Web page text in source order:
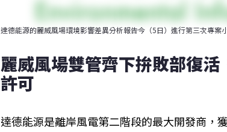
達德能源的麗威風場環境影響差異分析報告今（5日）進行第三次專案
麗威風場雙管齊下拚敗部復活
許可
達德能源是離岸風電第二階段的最大開發商，